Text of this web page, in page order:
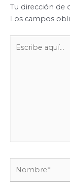
Tu dirección de
Los campos
aquí...